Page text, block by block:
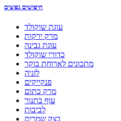
חיפושים נפוצים
עוגת שוקולד
מרק ירקות
עוגת גבינה
כדורי שוקולד
מתכונים לארוחת בוקר
לזניה
פנקייקים
מרק כתום
עוף בתנור
לביבות
בצק שמרים